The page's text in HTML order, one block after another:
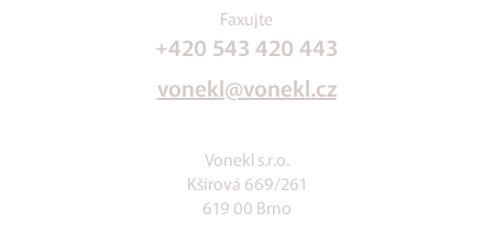
Faxujte
+420 543 420 443
vonekl@vonekl.cz
Vonekl s.r.o.
Kšírová 669/261
619 00 Brno